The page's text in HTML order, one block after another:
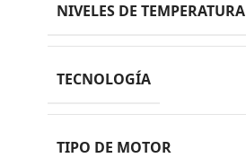
NIVELES DE TEMPERATURA
TECNOLOGÍA
TIPO DE MOTOR